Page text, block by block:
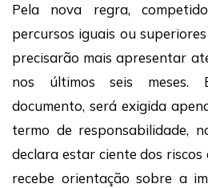
Pela nova regra,
percursos iguais ou
precisarão mais apresentar
nos últimos seis meses.
documento, será exigida
termo de responsabilidade,
declara estar ciente dos
recebe orientação sobre a